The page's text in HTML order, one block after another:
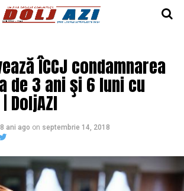
ÎCCJ condamnarea
de 3 ani şi 6 luni cu
DoljAZI
8 ani ago on septembrie 14, 2018